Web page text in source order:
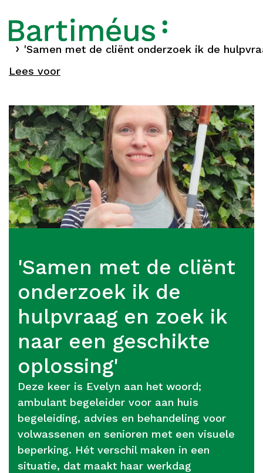
Home Verhalen
'Samen met de cliënt onderzoek ik de
Lees voor
'Samen met de cliënt
onderzoek ik de
hulpvraag en zoek ik
naar een geschikte
oplossing'
Deze keer is Evelyn aan het woord;
ambulant begeleider voor aan huis
begeleiding, advies en behandeling voor
volwassenen en senioren met een visuele
beperking. Hét verschil maken in een
situatie, dat maakt haar werkdag